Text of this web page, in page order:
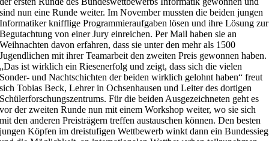
sind nun eine Runde weiter. Im November mussten die beiden jungen
Informatiker knifflige Programmieraufgaben lösen und ihre Lösung zur
Begutachtung von einer Jury einreichen. Per Mail haben sie an
Weihnachten davon erfahren, dass sie unter den mehr als 1500
Jugendlichen mit ihrer Teamarbeit den zweiten Preis gewonnen haben.
„Das ist wirklich ein Riesenerfolg und zeigt, dass sich die vielen
Sonder- und Nachtschichten der beiden wirklich gelohnt haben“ freut
sich Tobias Beck, Lehrer in Ochsenhausen und Leiter des dortigen
Schülerforschungszentrums. Für die beiden Ausgezeichneten geht es
vor der zweiten Runde nun mit einem Workshop weiter, wo sie sich
mit den anderen Preisträgern treffen austauschen können. Den besten
jungen Köpfen im dreistufigen Wettbewerb winkt dann ein Bundessieg